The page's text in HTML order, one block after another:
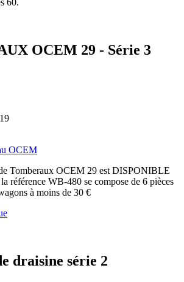
60.
OCEM 29 - Série 3
Tomberaux OCEM 29 est DISPONIBLE
référence WB-480 se compose de 6 pièces
à moins de 30 €
draisine série 2